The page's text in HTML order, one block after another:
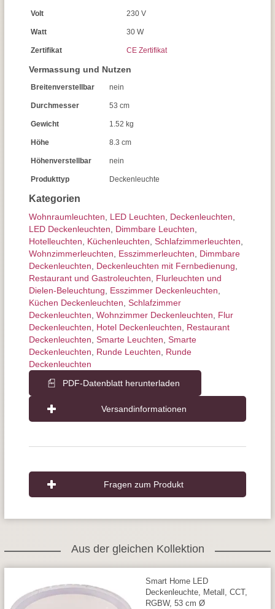
Kategorien
Wohnraum­leuchten LED Leuchten Decken­leuchten
LED Deckenleuchten
Dimmbare Leuchten
Hotelleuchten
Küchenleuchten Schlafzimmer­leuchten
Wohnzimmer­leuchten
Esszimmer­­leuchten
Dimmbare
Deckenleuchten
Deckenleuchten mit Fernbedienung
Restaurant und Gastroleuchten
Flurleuchten und
Dielen-Beleuchtung
Esszimmer Deckenleuchten
Küchen Deckenleuchten Schlafzimmer
Deckenleuchten Wohnzimmer Deckenleuchten
Flur
Deckenleuchten
Hotel Deckenleuchten
Restaurant
Deckenleuchten Smarte Leuchten Smarte
Deckenleuchten
Runde Leuchten
Runde
Deckenleuchten
PDF-Datenblatt herunterladen
Versandinformationen
Volt 230 V
Watt 30 W
Zertifikat CE Zertifikat
Vermassung und Nutzen
Breitenverstellbar nein
Durchmesser 53 cm
Gewicht 1.52 kg
Höhe 8.3 cm
Höhenverstellbar nein
Produkttyp Deckenleuchte
Fragen zum Produkt
Aus der gleichen Kollektion
Smart Home LED
Deckenleuchte, Metall, CCT,
RGBW, 53 cm Ø